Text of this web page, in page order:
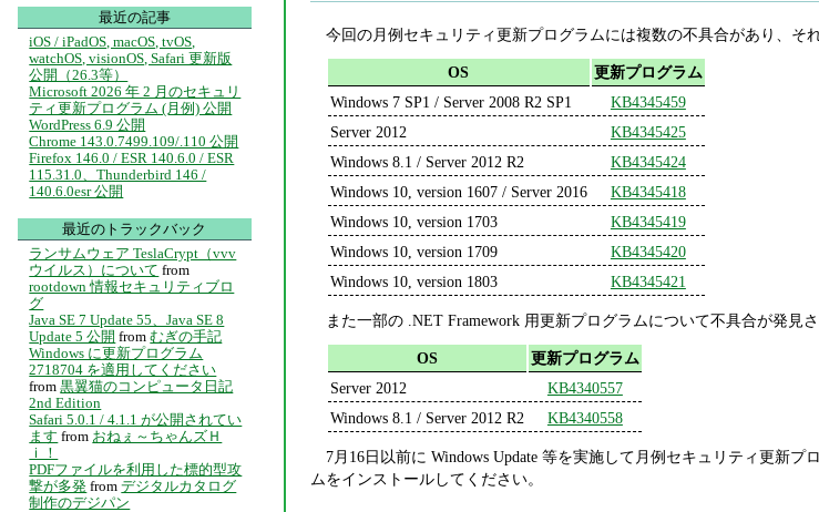
今回の月例セキュリティ更新プログラムには複数の不具合があり、そ
OS
更新プログラム
Windows 7 SP1 / Server 2008 R2 SP1
KB4345459
Server 2012
KB4345425
Windows 8.1 / Server 2012 R2
KB4345424
Windows 10, version 1607 / Server 2016
KB4345418
Windows 10, version 1703
KB4345419
Windows 10, version 1709
KB4345420
Windows 10, version 1803
KB4345421
また一部の .NET Framework 用更新プログラムについて不具合が発見
OS
更新プログラム
Server 2012
KB4340557
Windows 8.1 / Server 2012 R2
KB4340558
7月16日以前に Windows Update 等を実施して月例セキュリティ更新
ムをインストールしてください。
最近の記事
iOS / iPadOS, macOS, tvOS,
watchOS, visionOS, Safari 更新版
公開（26.3等）
Microsoft 2026 年 2 月のセキュリ
ティ更新プログラム (月例) 公開
WordPress 6.9 公開
Chrome 143.0.7499.109/.110 公開
Firefox 146.0 / ESR 140.6.0 / ESR
115.31.0、Thunderbird 146 /
140.6.0esr 公開
最近のトラックバック
ランサムウェア TeslaCrypt（vvv
ウイルス）について from
rootdown 情報セキュリティブロ
グ
Java SE 7 Update 55、Java SE 8
Update 5 公開 from むぎの手記
Windows に更新プログラム
2718704 を適用してください
from 黒翼猫のコンピュータ日記
2nd Edition
Safari 5.0.1 / 4.1.1 が公開されてい
ます from おねぇ～ちゃんズＨ
ｉ！
PDFファイルを利用した標的型攻
撃が多発 from デジタルカタログ
制作のデジパン